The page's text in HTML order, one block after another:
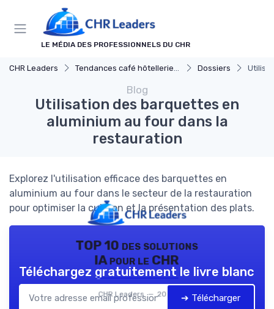
LE MÉDIA DES PROFESSIONNELS DU CHR
CHR Leaders Tendances café hôtellerie et restauration Dossiers
Blog
Utilisation des barquettes en
aluminium au four dans la
restauration
Explorez l'utilisation efficace des barquettes en
aluminium au four dans le secteur de la restauration
pour optimiser la cuisson et la présentation des plats.
TOP 10 des solutions
IA pour le CHR
CHR Leaders — 2026
Téléchargez gratuitement le livre blanc
➔ Télécharger
Panneau de gestion des cookies